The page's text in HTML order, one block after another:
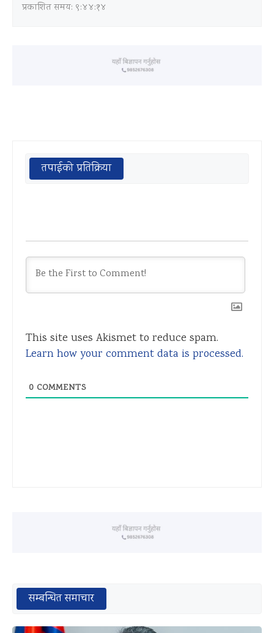
प्रकाशित समय: ९:४४:१४
तपाईको प्रतिक्रिया
This site uses Akismet to reduce spam.
Learn how your comment data is processed.
0 COMMENTS
सम्बन्धित समाचार